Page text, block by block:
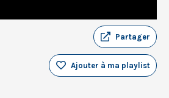
Partager
Ajouter à ma playlist